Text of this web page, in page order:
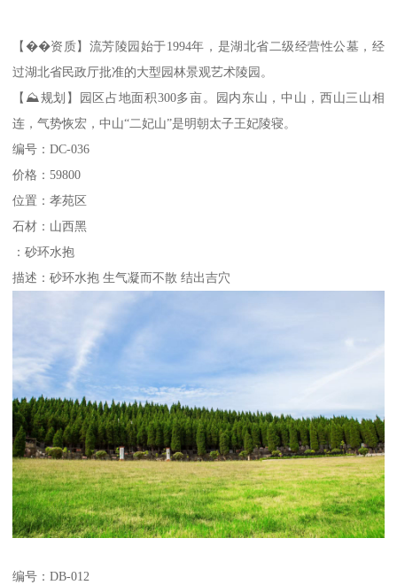
【��资质】流芳陵园始于1994年，是湖北省二级经营性公墓，经
过湖北省民政厅批准的大型园林景观艺术陵园。
【⛰规划】园区占地面积300多亩。园内东山，中山，西山三山相
连，气势恢宏，中山“二妃山”是明朝太子王妃陵寝。
编号：DC-036
价格：59800
位置：孝苑区
石材：山西黑
：砂环水抱
描述：砂环水抱 生气凝而不散 结出吉穴
编号：DB-012